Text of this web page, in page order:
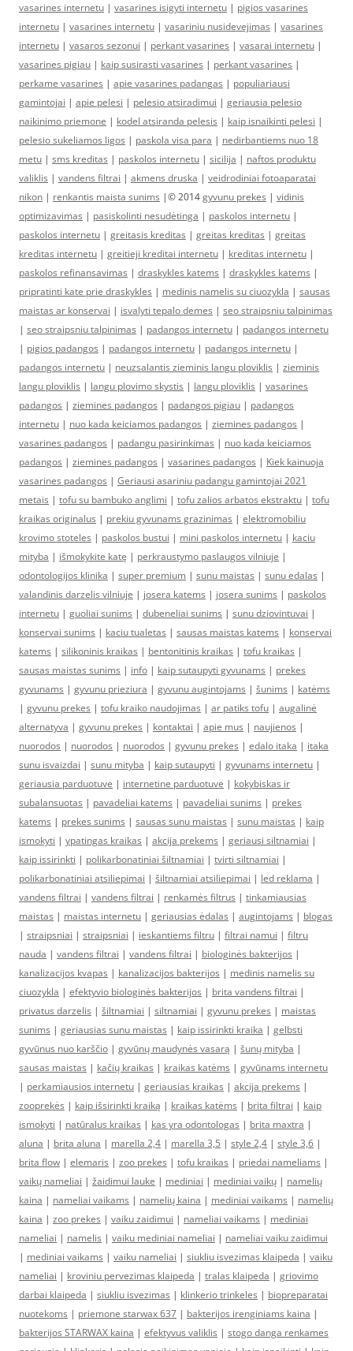
vasarines internetu | vasarines isigyti internetu | pigios vasarines
internetu | vasarines internetu | vasariniu nusidevejimas | vasarines
internetu | vasaros sezonui | perkant vasarines | vasarai internetu |
vasarines pigiau | kaip susirasti vasarines | perkant vasarines |
perkame vasarines | apie vasarines padangas | populiariausi
gamintojai | apie pelesi | pelesio atsiradimui | geriausia pelesio
naikinimo priemone | kodel atsiranda pelesis | kaip isnaikinti pelesi |
pelesio sukeliamos ligos | paskola visa para | nedirbantiems nuo 18
metu | sms kreditas | paskolos internetu | sicilija | naftos produktu
valiklis | vandens filtrai | akmens druska | veidrodiniai fotoaparatai
nikon | renkantis maista sunims |© 2014gyvunu prekes | vidinis
optimizavimas | pasiskolinti nesudėtinga | paskolos internetu |
paskolos internetu | greitasis kreditas | greitas kreditas | greitas
kreditas internetu | greitieji kreditai internetu | kreditas internetu |
paskolos refinansavimas | draskykles katems | draskykles katems |
pripratinti kate prie draskykles | medinis namelis su ciuozykla | sausas
maistas ar konservai | isvalyti tepalo demes | seo straipsniu talpinimas
| seo straipsniu talpinimas | padangos internetu | padangos internetu
| pigios padangos | padangos internetu | padangos internetu |
padangos internetu | neuzsalantis zieminis langu ploviklis | zieminis
langu ploviklis | langu plovimo skystis | langu ploviklis | vasarines
padangos | ziemines padangos | padangos pigiau | padangos
internetu | nuo kada keiciamos padangos | ziemines padangos |
vasarines padangos | padangu pasirinkimas | nuo kada keiciamos
padangos | ziemines padangos | vasarines padangos | Kiek kainuoja
vasarines padangos | Geriausi asariniu padangu gamintojai 2021
metais | tofu su bambuko anglimi | tofu zalios arbatos ekstraktu | tofu
kraikas originalus | prekiu gyvunams grazinimas | elektromobiliu
krovimo stoteles | paskolos bustui | mini paskolos internetu | kaciu
mityba | išmokykite katę | perkraustymo paslaugos vilniuje |
odontologijos klinika | super premium | sunu maistas | sunu edalas |
valandinis darzelis vilniuje | josera katems | josera sunims | paskolos
internetu | guoliai sunims | dubeneliai sunims | sunu dziovintuvai |
konservai sunims | kaciu tualetas | sausas maistas katems | konservai
katems | silikoninis kraikas | bentonitinis kraikas | tofu kraikas |
sausas maistas sunims | info | kaip sutaupyti gyvunams | prekes
gyvunams | gyvunu prieziura | gyvunu augintojams | šunims | katėms
| gyvunu prekes | tofu kraiko naudojimas | ar patiks tofu | augalinė
alternatyva | gyvunu prekes | kontaktai | apie mus | naujienos |
nuorodos | nuorodos | nuorodos | gyvunu prekes | edalo itaka | itaka
sunu isvaizdai | sunu mityba | kaip sutaupyti | gyvunams internetu |
geriausia parduotuve | internetine parduotuve | kokybiskas ir
subalansuotas | pavadeliai katems | pavadeliai sunims | prekes
katems | prekes sunims | sausas sunu maistas | sunu maistas | kaip
ismokyti | ypatingas kraikas | akcija prekems | geriausi siltnamiai |
kaip issirinkti | polikarbonatiniai šiltnamiai | tvirti siltnamiai |
polikarbonatiniai atsiliepimai | šiltnamiai atsiliepimai | led reklama |
vandens filtrai | vandens filtrai | renkamės filtrus | tinkamiausias
maistas | maistas internetu | geriausias ėdalas | augintojams | blogas
| straipsniai | straipsniai | ieskantiems filtru | filtrai namui | filtru
nauda | vandens filtrai | vandens filtrai | biologinės bakterijos |
kanalizacijos kvapas | kanalizacijos bakterijos | medinis namelis su
ciuozykla | efektyvio biologinės bakterijos | brita vandens filtrai |
privatus darzelis | šiltnamiai | siltnamiai | gyvunu prekes | maistas
sunims | geriausias sunu maistas | kaip issirinkti kraika | gelbsti
gyvūnus nuo karščio | gyvūnų maudynės vasarą | šunų mityba |
sausas maistas | kačių kraikas | kraikas katėms | gyvūnams internetu
| perkamiausios internetu | geriausias kraikas | akcija prekems |
zooprekės | kaip išsirinkti kraiką | kraikas katėms | brita filtrai | kaip
ismokyti | natūralus kraikas | kas yra odontologas | brita maxtra |
aluna | brita aluna | marella 2,4 | marella 3,5 | style 2,4 | style 3,6 |
brita flow | elemaris | zoo prekes | tofu kraikas | priedai nameliams |
vaikų nameliai | žaidimui lauke | mediniai | mediniai vaikų | namelių
kaina | nameliai vaikams | namelių kaina | mediniai vaikams | namelių
kaina | zoo prekes | vaiku zaidimui | nameliai vaikams | mediniai
nameliai | namelis | vaiku mediniai nameliai | nameliai vaiku zaidimui
| mediniai vaikams | vaiku nameliai | siukliu isvezimas klaipeda | vaiku
nameliai | kroviniu pervezimas klaipeda | tralas klaipeda | griovimo
darbai klaipeda | siukliu isvezimas | klinkerio trinkeles | biopreparatai
nuotekoms | priemone starwax 637 | bakterijos irenginiams kaina |
bakterijos STARWAX kaina | efektyvus valiklis | stogo danga renkames